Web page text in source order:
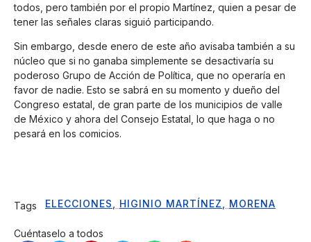
todos, pero también por el propio Martínez, quien a pesar de
tener las señales claras siguió participando.
Sin embargo, desde enero de este año avisaba también a su
núcleo que si no ganaba simplemente se desactivaría su
poderoso Grupo de Acción de Política, que no operaría en
favor de nadie. Esto se sabrá en su momento y dueño del
Congreso estatal, de gran parte de los municipios de valle
de México y ahora del Consejo Estatal, lo que haga o no
pesará en los comicios.
Tags ELECCIONES, HIGINIO MARTÍNEZ, MORENA
Cuéntaselo a todos